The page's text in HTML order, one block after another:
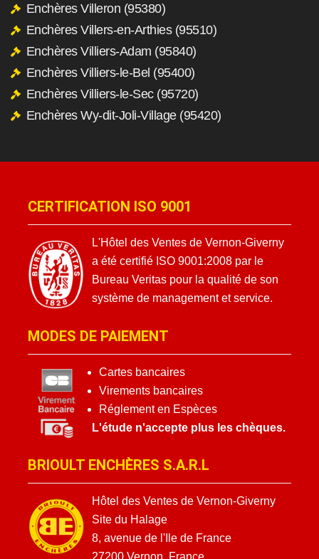
Enchères Villeron (95380)
Enchères Villers-en-Arthies (95510)
Enchères Villiers-Adam (95840)
Enchères Villiers-le-Bel (95400)
Enchères Villiers-le-Sec (95720)
Enchères Wy-dit-Joli-Village (95420)
CERTIFICATION ISO 9001
L'Hôtel des Ventes de Vernon-Giverny
a été certifié ISO 9001:2008 par le
Bureau Veritas pour la qualité de son
système de management et service.
MODES DE PAIEMENT
Cartes bancaires
Virements bancaires
Réglement en Espèces
L'étude n'accepte plus les chèques.
BRIOULT ENCHÈRES S.A.R.L
Hôtel des Ventes de Vernon-Giverny
Site du Halage
8, avenue de l'Ile de France